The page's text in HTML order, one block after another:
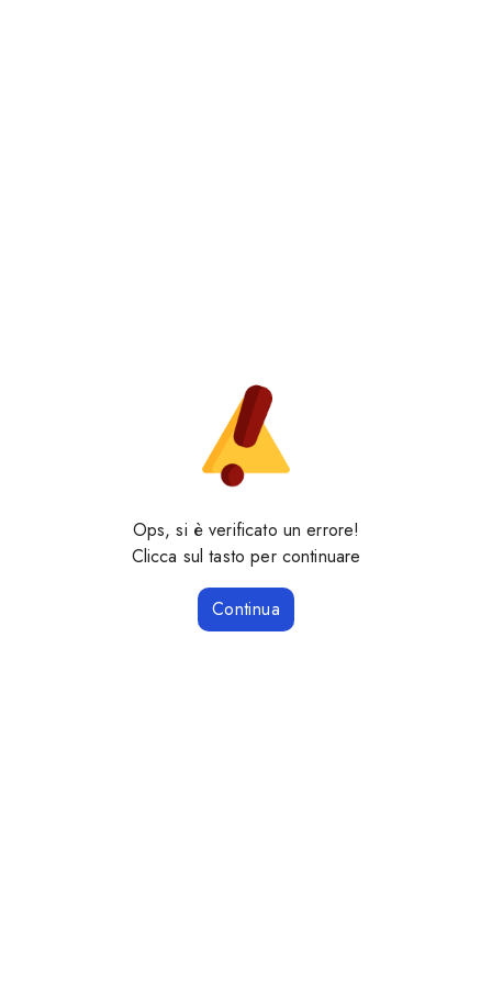
Ops, si è verificato un errore!
Clicca sul tasto per continuare
Continua